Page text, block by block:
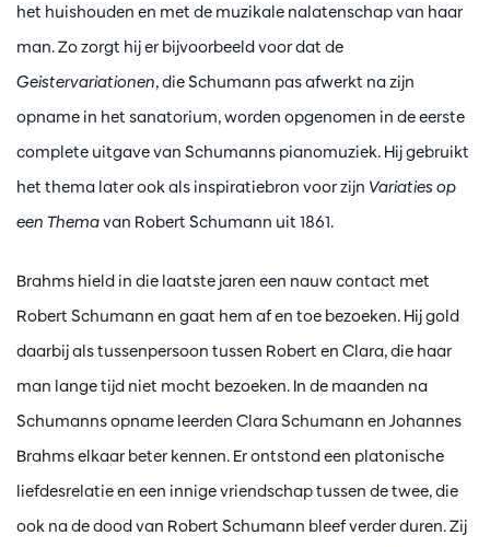
het huishouden en met de muzikale nalatenschap van haar
man. Zo zorgt hij er bijvoorbeeld voor dat de
Geistervariationen, die Schumann pas afwerkt na zijn
opname in het sanatorium, worden opgenomen in de eerste
complete uitgave van Schumanns pianomuziek. Hij gebruikt
het thema later ook als inspiratiebron voor zijn Variaties op
een Themavan Robert Schumann uit 1861.
Brahms hield in die laatste jaren een nauw contact met
Robert Schumann en gaat hem af en toe bezoeken. Hij gold
daarbij als tussenpersoon tussen Robert en Clara, die haar
man lange tijd niet mocht bezoeken. In de maanden na
Schumanns opname leerden Clara Schumann en Johannes
Brahms elkaar beter kennen. Er ontstond een platonische
liefdesrelatie en een innige vriendschap tussen de twee, die
ook na de dood van Robert Schumann bleef verder duren. Zij